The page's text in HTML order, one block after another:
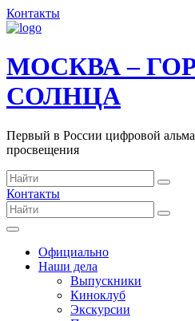
Контакты
МОСКВА –
СОЛНЦА
Первый в России цифровой
просвещения
Контакты
Официально
Наши дела
Выпускники
Киноклуб
Экскурсии